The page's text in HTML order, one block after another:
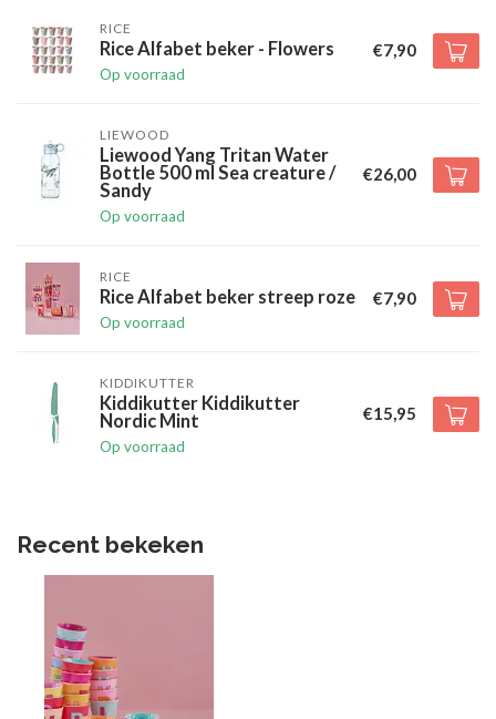
RICE
Rice Alfabet beker - Flowers
Op voorraad
€7,90
LIEWOOD
Liewood Yang Tritan Water
Bottle 500 ml Sea creature /
Sandy
Op voorraad
€26,00
RICE
Rice Alfabet beker streep roze
Op voorraad
€7,90
KIDDIKUTTER
Kiddikutter Kiddikutter
Nordic Mint
Op voorraad
€15,95
Recent bekeken